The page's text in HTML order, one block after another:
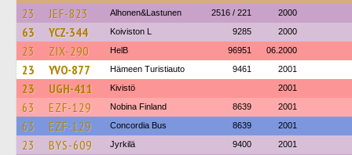
23 JEF-823 Alhonen&Lastunen 2516 / 221 2000
63 YCZ-344 Koiviston L 9285 2000
23 ZIX-290 HelB 96951 06.2000
23 YVO-877 Hämeen Turistiauto 9461 2001
23 UGH-411 Kivistö 2001
63 EZF-129 Nobina Finland 8639 2001
63 EZF-129 Concordia Bus 8639 2001
23 BYS-609 Jyrkilä 9400 2001